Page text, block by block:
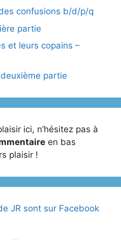
confusions b/d/p/q
partie
et leurs copains –
partie
ici, n’hésitez pas à
en bas
plaisir !
JR sont sur Facebook